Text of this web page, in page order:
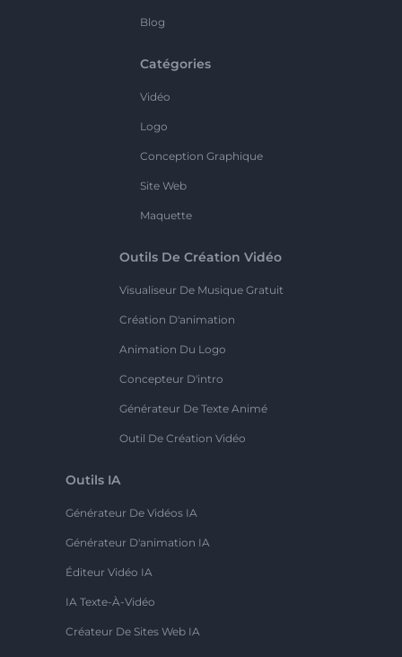
Blog
Catégories
Vidéo
Logo
Conception Graphique
Site Web
Maquette
Outils De Création Vidéo
Visualiseur De Musique Gratuit
Création D'animation
Animation Du Logo
Concepteur D'intro
Générateur De Texte Animé
Outil De Création Vidéo
Outils IA
Générateur De Vidéos IA
Générateur D'animation IA
Éditeur Vidéo IA
IA Texte-À-Vidéo
Créateur De Sites Web IA